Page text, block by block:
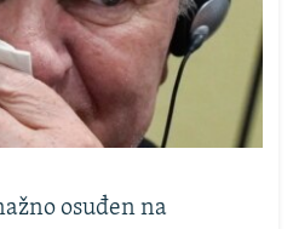
osuđen na